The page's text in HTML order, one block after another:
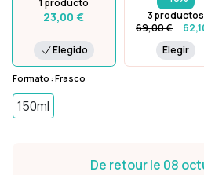
1 producto
23,00 €
Elegido
3 productos
69,00 €
Elegir
Formato : Frasco
150ml
De retour le 08